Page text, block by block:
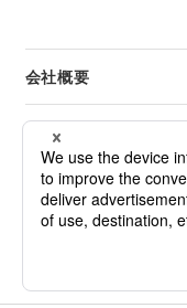
会社概要
リーガル
カスタマーサービス